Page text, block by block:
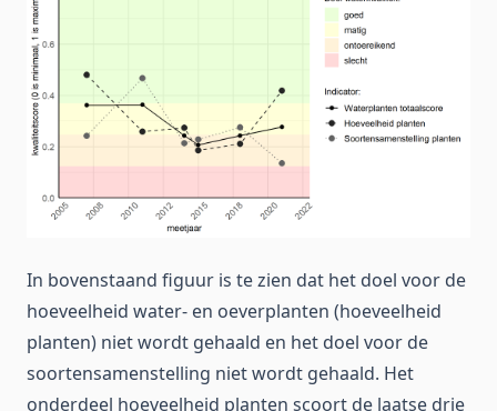
In bovenstaand figuur is te zien dat het doel voor de
hoeveelheid water- en oeverplanten (hoeveelheid
planten) niet wordt gehaald en het doel voor de
soortensamenstelling niet wordt gehaald. Het
onderdeel hoeveelheid planten scoort de laatse drie